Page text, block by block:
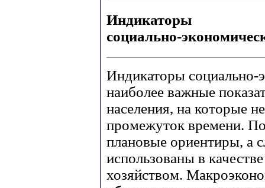
Индикаторы
социально-
Индикаторы социально-
наиболее важные
населения, на которые
промежуток времени.
плановые ориентиры, а
использованы в
хозяйством.